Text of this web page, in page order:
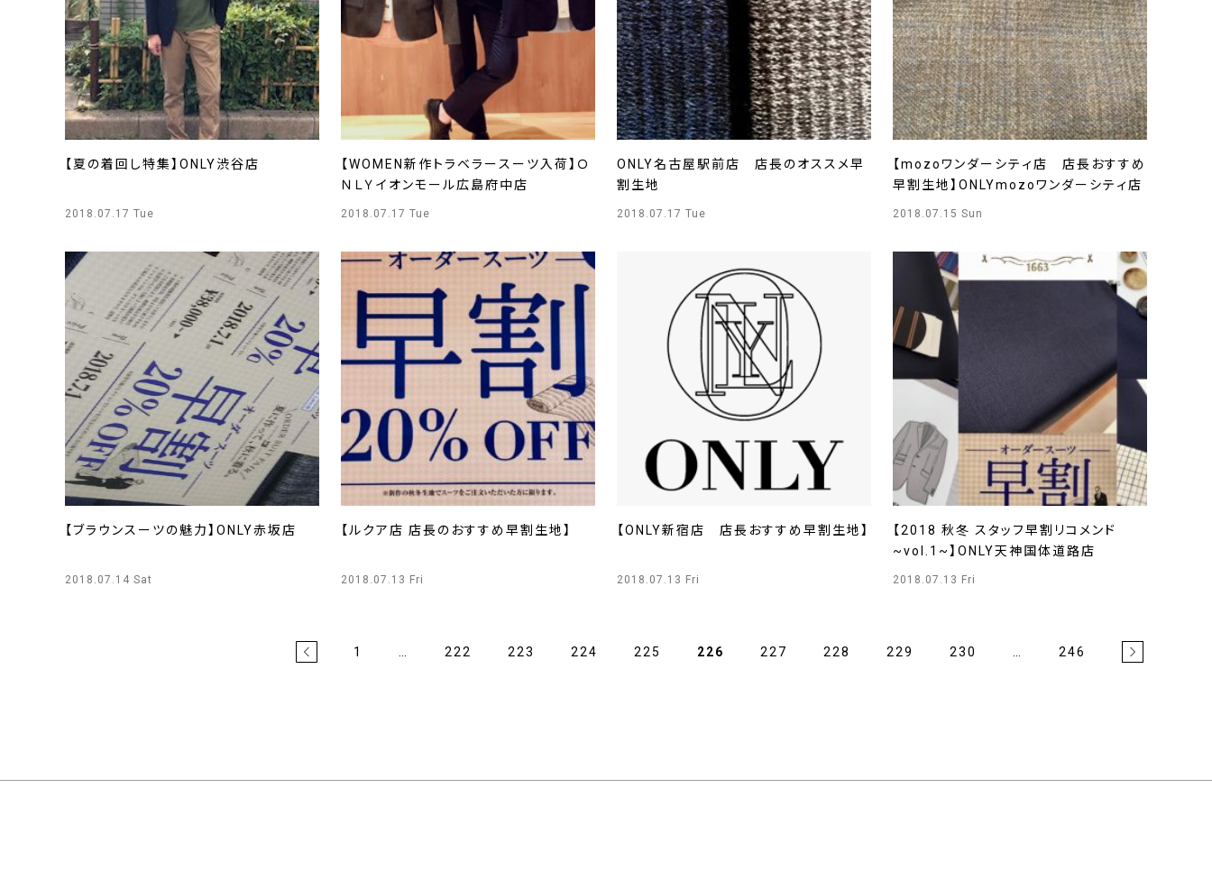
【夏の着回し特集】ONLY渋谷店
2018.07.17 Tue
【WOMEN新作トラベラースーツ入荷】Ｏ
ＮＬＹイオンモール広島府中店
2018.07.17 Tue
ONLY名古屋駅前店 店長のオススメ早
割生地
2018.07.17 Tue
【mozoワンダーシティ店 店長おすすめ
早割生地】ONLYmozoワンダーシティ店
2018.07.15 Sun
【ブラウンスーツの魅力】ONLY赤坂店
2018.07.14 Sat
【ルクア店 店長のおすすめ早割生地】
2018.07.13 Fri
【ONLY新宿店 店長おすすめ早割生地】
2018.07.13 Fri
【2018 秋冬 スタッフ早割リコメンド
~vol.1~】ONLY天神国体道路店
2018.07.13 Fri
1 222 223 224 225 226 227 228 229 230 246